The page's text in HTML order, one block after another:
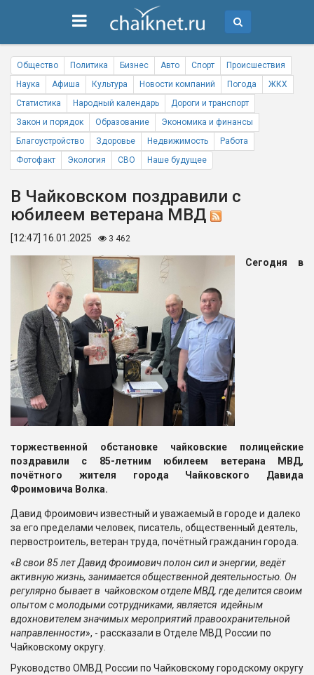
Общество Политика Бизнес Авто Спорт
Происшествия
Наука
Афиша Культура Новости компаний Погода
ЖКХ
Статистика
Народный календарь
Дороги и транспорт
Закон и порядок
Образование
Экономика и финансы
Благоустройство
Здоровье Недвижимость
Работа
Фотофакт
Экология СВО Наше будущее
В Чайковском поздравили с
юбилеем ветерана МВД
[12:47] 16.01.2025 3 462
Сегодня в
торжественной обстановке чайковские полицейские
поздравили с 85-летним юбилеем ветерана МВД,
почётного жителя города Чайковского Давида
Фроимовича Волка.
Давид Фроимович известный и уважаемый в городе и далеко
за его пределами человек, писатель, общественный деятель,
первостроитель, ветеран труда, почётный гражданин города.
«В свои 85 лет Давид Фроимович полон сил и энергии, ведёт
активную жизнь, занимается общественной деятельностью. Он
регулярно бывает в чайковском отделе МВД, где делится своим
опытом с молодыми сотрудниками, является идейным
вдохновителем значимых мероприятий правоохранительной
направленности», - рассказали в Отделе МВД России по
Чайковскому округу.
Руководство ОМВД России по Чайковскому городскому округу